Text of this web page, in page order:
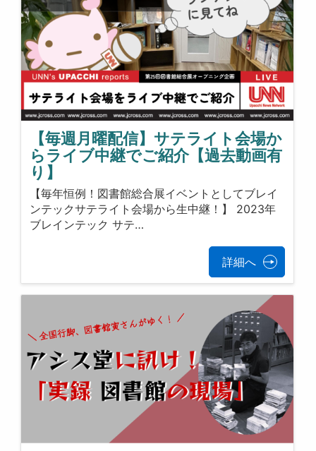
【毎週月曜配信】サテライト会場か
らライブ中継でご紹介【過去動画有
り】
【毎年恒例！図書館総合展イベントとしてブレイ
ンテックサテライト会場から生中継！】 2023年
ブレインテック サテ…
詳細へ